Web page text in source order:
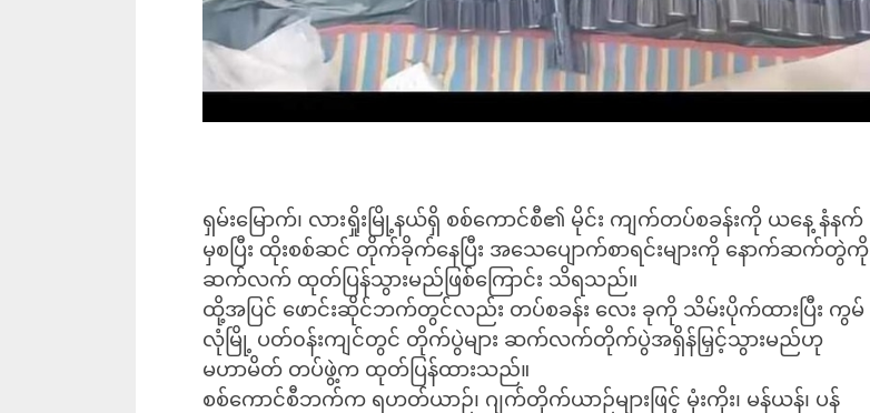
ရှမ်းမြောက်၊ လားရှိုးမြို့နယ်ရှိ စစ်ကောင်စီ၏ မိုင်း ကျက်တပ်စခန်းကို ယနေ့ နံနက်
မှစပြီး ထိုးစစ်ဆင် တိုက်ခိုက်နေပြီး အသေပျောက်စာရင်းများကို နောက်ဆက်တွဲကို
ဆက်လက် ထုတ်ပြန်သွားမည်ဖြစ်ကြောင်း သိရသည်။
ထို့အပြင် ဖောင်းဆိုင်ဘက်တွင်လည်း တပ်စခန်း လေး ခုကို သိမ်းပိုက်ထားပြီး ကွမ်
လုံမြို့ ပတ်၀န်းကျင်တွင် တိုက်ပွဲများ ဆက်လက်တိုက်ပွဲအရှိန်မြှင့်သွားမည်ဟု
မဟာမိတ် တပ်ဖွဲ့က ထုတ်ပြန်ထားသည်။
စစ်ကောင်စီဘက်က ရဟတ်ယာဉ်၊ ဂျက်တိုက်ယာဉ်များဖြင့် မုံးကိုး၊ မန်ယန်၊ ပန်